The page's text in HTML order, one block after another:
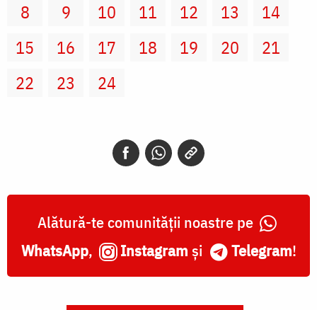
8
9 10 11 12 13
14
15
16 17 18 19 20
21
22
23 24
Alătură-te comunității noastre pe
WhatsApp, Instagram și Telegram!